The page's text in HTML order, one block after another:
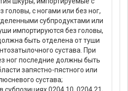
головы, с ногами или без ног,
субпродуктами или
импортируются без головы,
быть отделена от туши
сустава. При
ног последние должны быть
запястно-пястного или
сустава;